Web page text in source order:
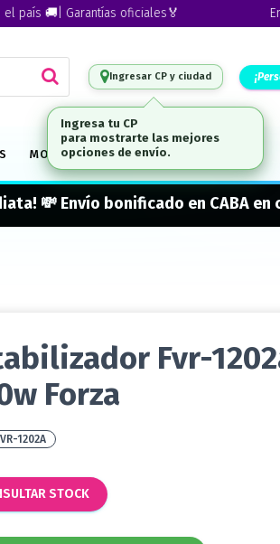
🚚| Garantías oficiales🏅
Ingresar CP y ciudad
MONITORES MARCAS
💸 Envío bonificado en CABA en
Fvr-
Forza
1202A
STOCK